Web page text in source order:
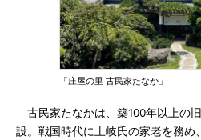
「庄屋の里 古民家たなか」
古民家たなかは、築100年以上の
設。戦国時代に土岐氏の家老を務め